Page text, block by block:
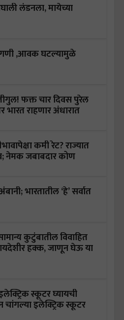
लंडनला, मायेच्या
फक्त चार दिवस पुरेल
भारत राहणार अंधारात
कमी रेट? राज्यात
नेमक जबाबदार कोण
भारतातील ‘हे’ सर्वात
कुटुंबातील विवाहित
हक्क, जाणून घेऊ या
स्कूटर घ्यायची
इलेक्ट्रिक स्कूटर